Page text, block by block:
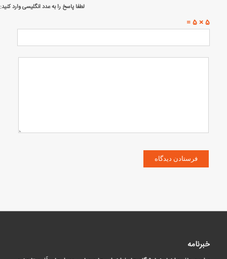
لطفا پاسخ را به عدد انگلیسی وارد کنید:
5 × 5 =
خبرنامه